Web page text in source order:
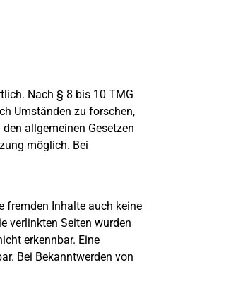
Nach § 8 bis 10 TMG
Umständen zu forschen,
allgemeinen Gesetzen
möglich. Bei
fremden Inhalte auch keine
verlinkten Seiten wurden
erkennbar. Eine
Bei Bekanntwerden von